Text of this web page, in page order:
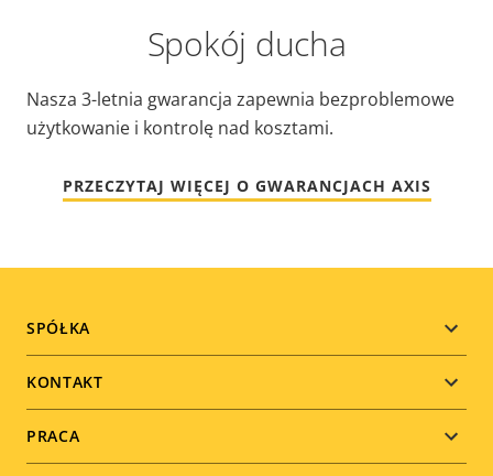
Spokój ducha
Nasza 3-letnia gwarancja zapewnia bezproblemowe
użytkowanie i kontrolę nad kosztami.
PRZECZYTAJ WIĘCEJ O GWARANCJACH AXIS
Footer
menu
SPÓŁKA
KONTAKT
PRACA